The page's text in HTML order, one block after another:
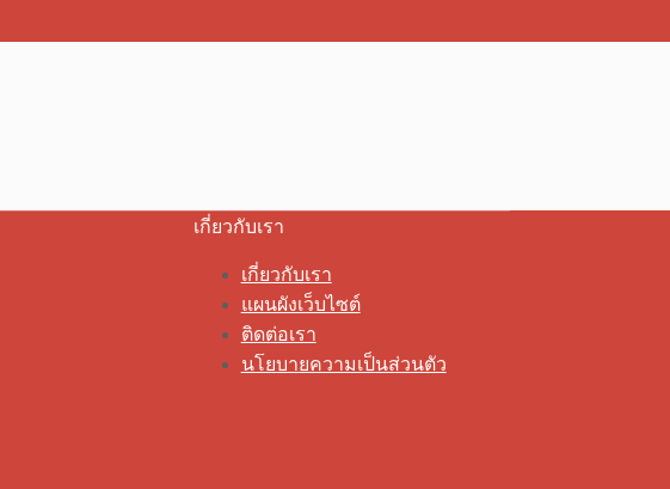
เกี่ยวกับเรา
เกี่ยวกับเรา
แผนผังเว็บไซต์
ติดต่อเรา
นโยบายความเป็นส่วนตัว